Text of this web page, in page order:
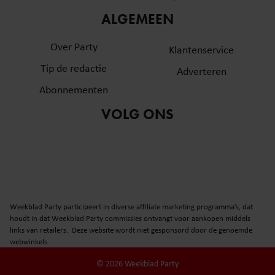
partners voor social media, adverteren en analyse. Deze
informatie die u aan ze heeft verstrekt of die ze hebben
verzameld op basis van uw gebruik van hun services. U
gebruiken.
ALGEMEEN
Over Party
Tip de redactie
Abonnementen
Klantenservice
Adverteren
VOLG ONS
Weekblad Party participeert in diverse affiliate marketing programma’s, dat
houdt in dat Weekblad Party commissies ontvangt voor aankopen middels
links van retailers. Deze website wordt niet gesponsord door de genoemde
webwinkels.
© 2026 Weekblad Party